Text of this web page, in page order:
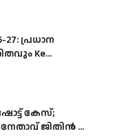
പ്രധാന
Ke...
കേസ്;
ജിതിൻ ...